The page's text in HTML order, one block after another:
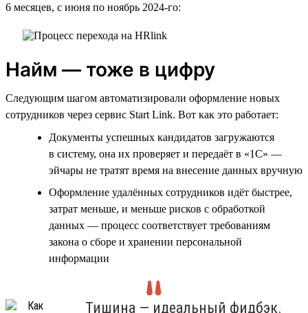
6 месяцев, с июня по ноябрь 2024-го:
Найм — тоже в цифру
Следующим шагом автоматизировали оформление новых
сотрудников через сервис Start Link. Вот как это работает:
Документы успешных кандидатов загружаются
в систему, она их проверяет и передаёт в «1С» —
эйчары не тратят время на внесение данных вручную
Оформление удалённых сотрудников идёт быстрее,
затрат меньше, и меньше рисков с обработкой
данных — процесс соответствует требованиям
закона о сборе и хранении персональной
информации
Тишина — идеальный фидбэк.